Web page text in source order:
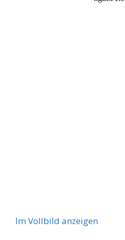
Im Vollbild anzeigen